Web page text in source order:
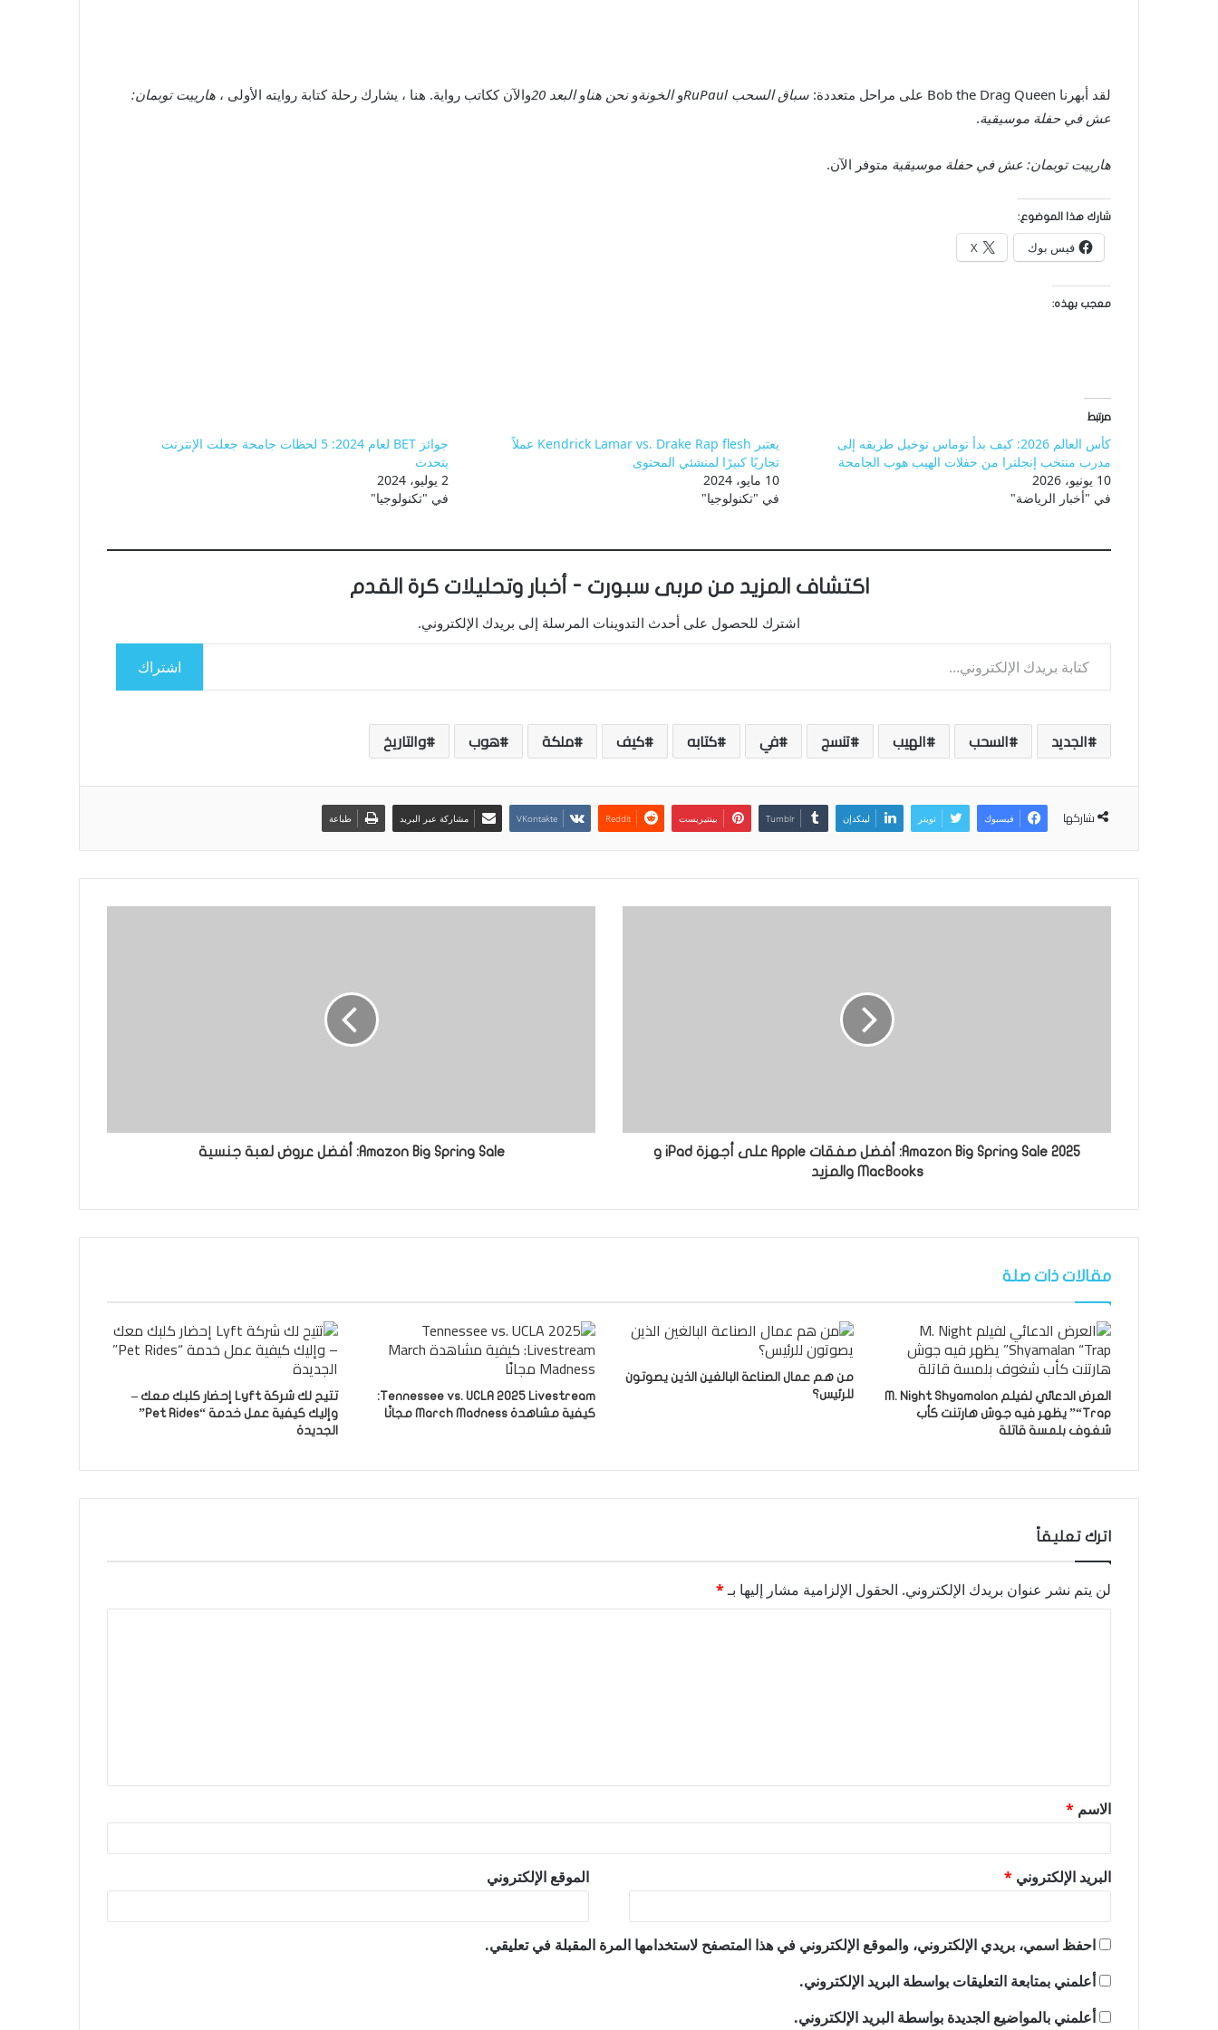
لقد أبهرنا Bob the Drag Queen على مراحل متعددة: سباق السحب RuPaul والخونةونحن هناوالبعد 20 والآن ككاتب رواية. هنا ، يشارك رحلة كتابة روايته الأولى ، هارييت توبمان:
عش في حفلة موسيقية.
هارييت توبمان: عش في حفلة موسيقية متوفر الآن.
شارك هذا الموضوع:
فيس بوك X
معجب بهذه:
مرتبط
كأس العالم 2026: كيف بدأ توماس توخيل طريقه إلى
مدرب منتخب إنجلترا من حفلات الهيب هوب الجامحة
10 يونيو، 2026
في "أخبار الرياضة"
يعتبر Kendrick Lamar vs. Drake Rap flesh عملاً
تجاريًا كبيرًا لمنشئي المحتوى
10 مايو، 2024
في "تكنولوجيا"
جوائز BET لعام 2024: 5 لحظات جامحة جعلت الإنترنت
يتحدث
2 يوليو، 2024
في "تكنولوجيا"
اكتشاف المزيد من مربى سبورت - أخبار وتحليلات كرة القدم
اشترك للحصول على أحدث التدوينات المرسلة إلى بريدك الإلكتروني.
كتابة بريدك الإلكتروني...
اشتراك
الجديد السحب الهيب تنسج في كتابه كيف ملكة هوب والتاريخ
شاركها فيسبوك تويتر لينكدإن بينتيريست مشاركة عبر البريد طباعة
Amazon Big Spring Sale 2025: أفضل صفقات Apple على أجهزة iPad و
MacBooks والمزيد
Amazon Big Spring Sale: أفضل عروض لعبة جنسية
مقالات ذات صلة
العرض الدعائي لفيلم M. Night Shyamalan
“Trap” يظهر فيه جوش هارتنت كأب
شغوف بلمسة قاتلة
من هم عمال الصناعة البالغين الذين يصوتون
للرئيس؟
Tennessee vs. UCLA 2025 Livestream:
كيفية مشاهدة March Madness مجانًا
تتيح لك شركة Lyft إحضار كلبك معك –
وإليك كيفية عمل خدمة “Pet Rides”
الجديدة
اترك تعليقاً
لن يتم نشر عنوان بريدك الإلكتروني. الحقول الإلزامية مشار إليها بـ*
ق
*
الاسم *
البريد الإلكتروني * الموقع الإلكتروني
احفظ اسمي، بريدي الإلكتروني، والموقع الإلكتروني في هذا المتصفح لاستخدامها المرة المقبلة في تعليقي.
أعلمني بمتابعة التعليقات بواسطة البريد الإلكتروني.
أعلمني بالمواضيع الجديدة بواسطة البريد الإلكتروني.